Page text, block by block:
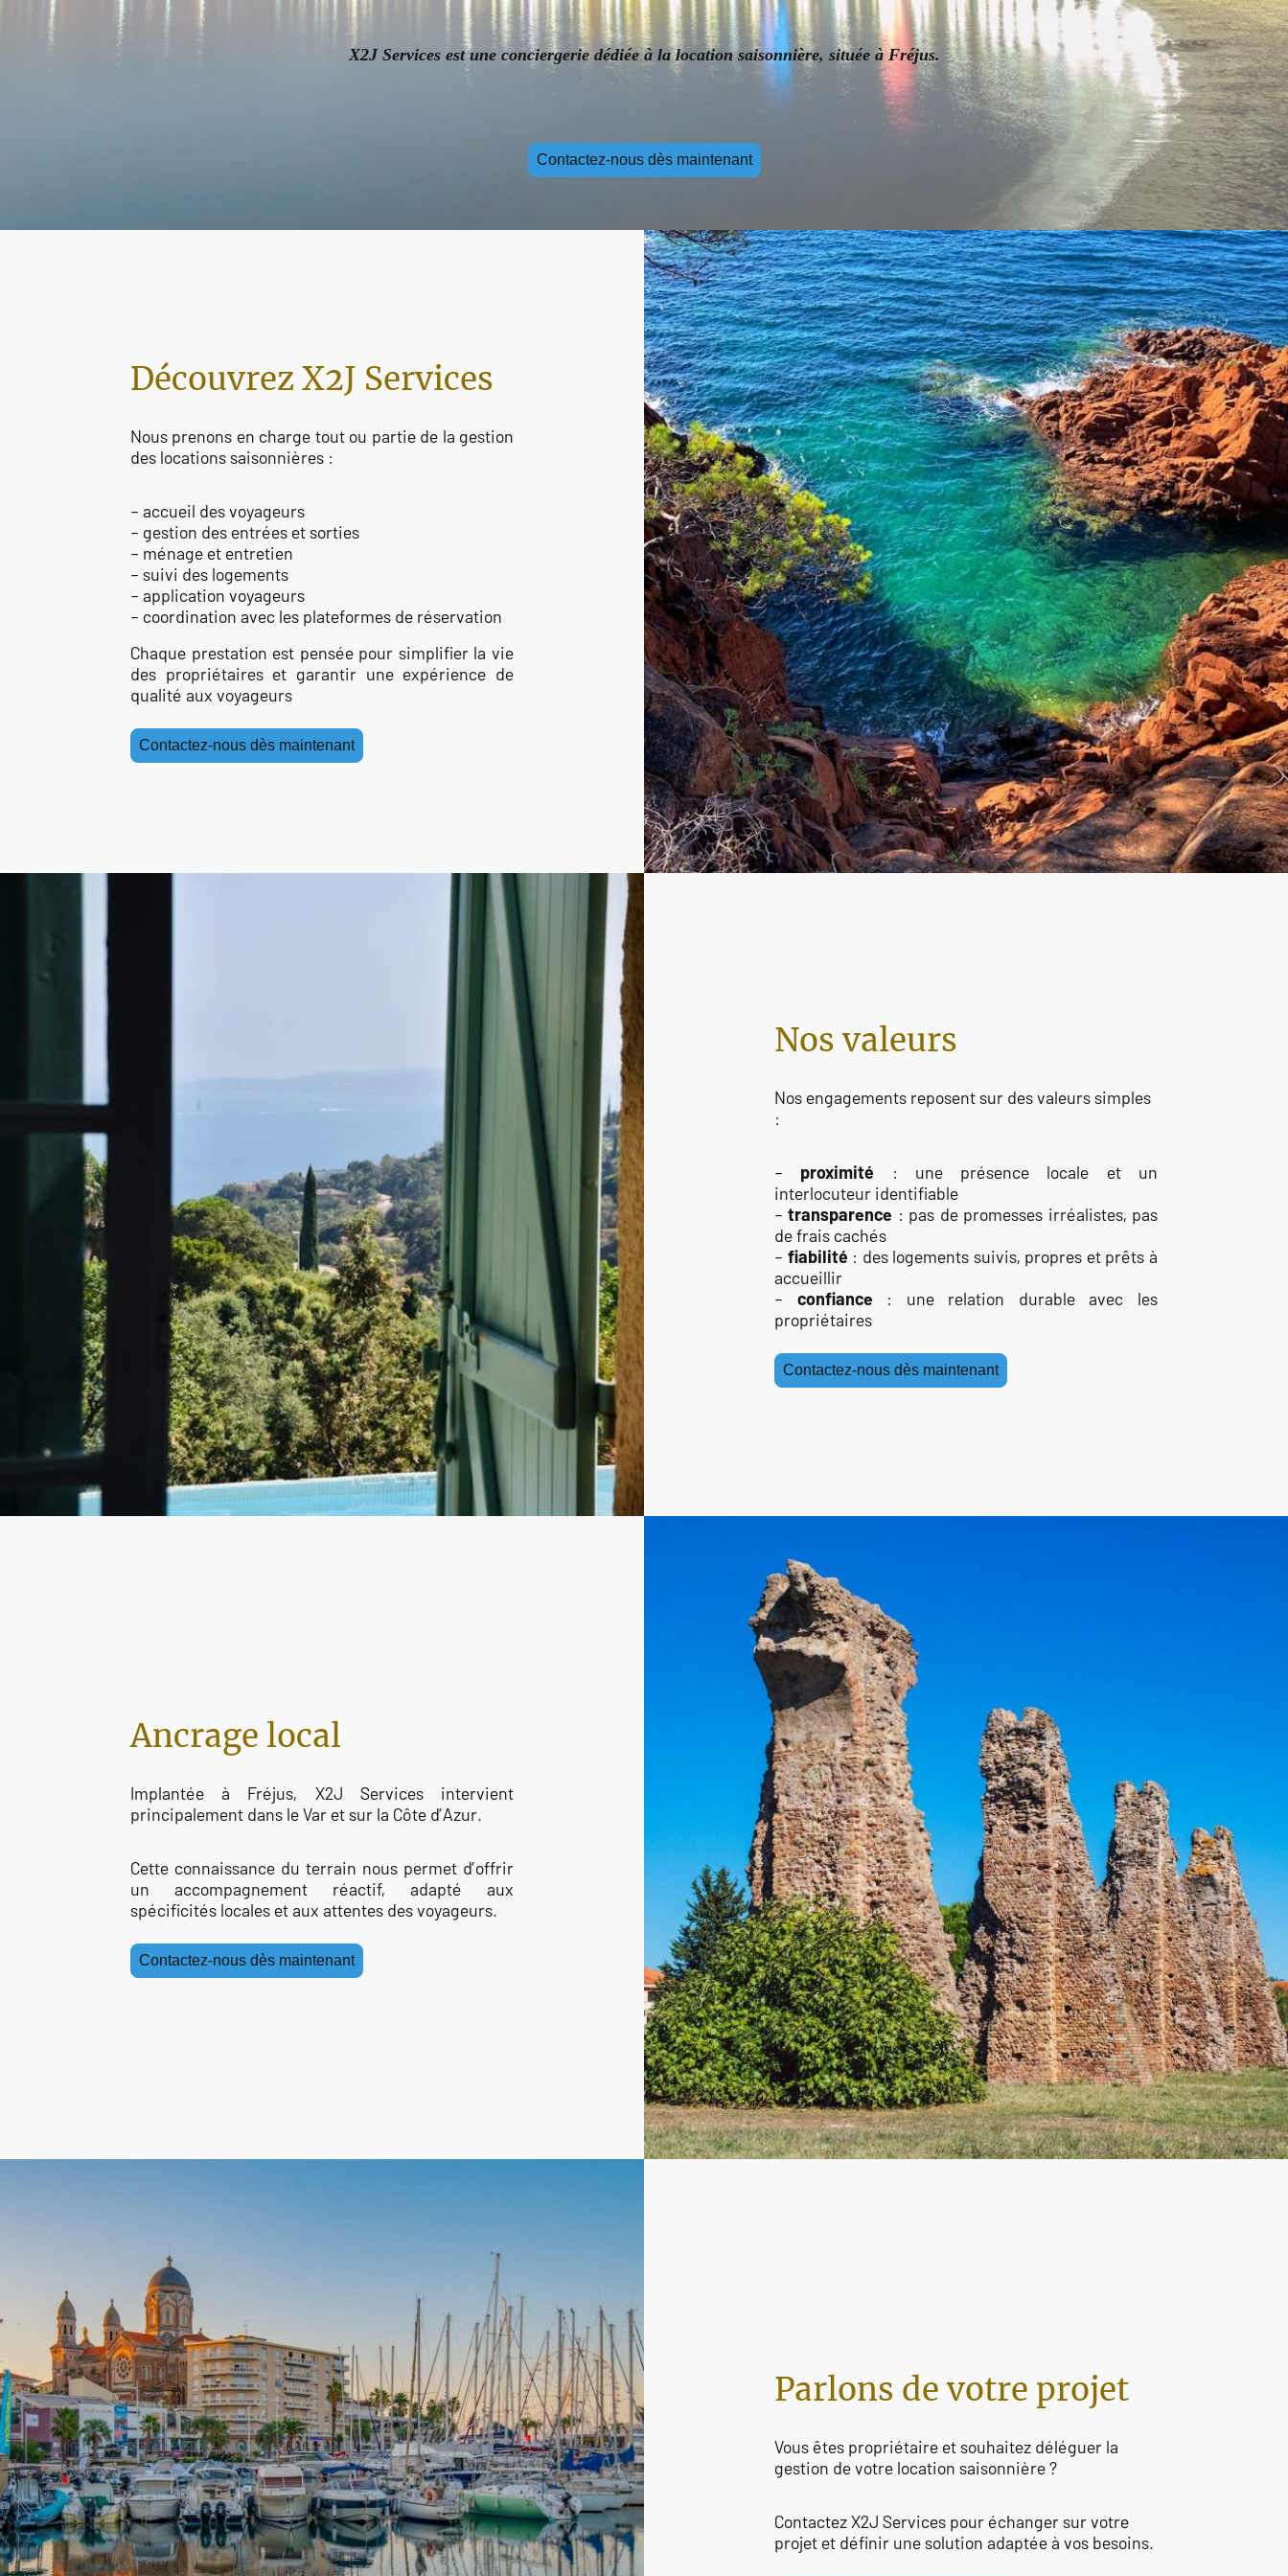
X2J Services est une conciergerie dédiée à la location saisonnière, située à Fréjus.
Contactez-nous dès maintenant
Découvrez X2J Services
Nous prenons en charge tout ou partie de la gestion
des locations saisonnières :
– accueil des voyageurs
– gestion des entrées et sorties
– ménage et entretien
– suivi des logements
– application voyageurs
– coordination avec les plateformes de réservation
Chaque prestation est pensée pour simplifier la vie
des propriétaires et garantir une expérience de
qualité aux voyageurs
Contactez-nous dès maintenant
Nos valeurs
Nos engagements reposent sur des valeurs simples
:
– proximité : une présence locale et un
interlocuteur identifiable
–transparence : pas de promesses irréalistes, pas
de frais cachés
– fiabilité : des logements suivis, propres et prêts à
accueillir
– confiance : une relation durable avec les
propriétaires
Contactez-nous dès maintenant
Ancrage local
Implantée à Fréjus, X2J Services intervient
principalement dans le Var et sur la Côte d’Azur.
Cette connaissance du terrain nous permet d’offrir
un accompagnement réactif, adapté aux
spécificités locales et aux attentes des voyageurs.
Contactez-nous dès maintenant
Parlons de votre projet
Vous êtes propriétaire et souhaitez déléguer la
gestion de votre location saisonnière ?
Contactez X2J Services pour échanger sur votre
projet et définir une solution adaptée à vos besoins.